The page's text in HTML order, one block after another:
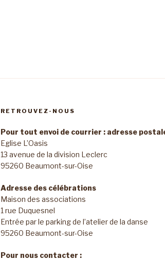
RETROUVEZ-NOUS
Pour tout envoi de courrier : adresse
Eglise L’Oasis
13 avenue de la division Leclerc
95260 Beaumont-sur-Oise
Adresse des célébrations
Maison des associations
1 rue Duquesnel
Entrée par le parking de l’atelier de la danse
95260 Beaumont-sur-Oise
Pour nous contacter :